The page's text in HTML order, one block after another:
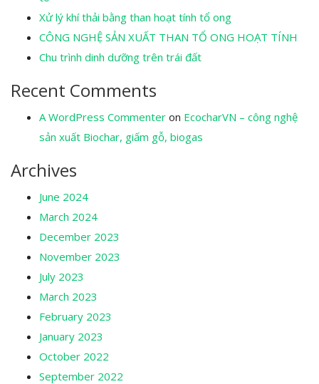
Xử lý khí thải bằng than hoạt tính tổ ong
CÔNG NGHỆ SẢN XUẤT THAN TỔ ONG HOẠT TÍNH
Chu trình dinh dưỡng trên trái đất
Recent Comments
A WordPress Commenter on EcocharVN – công nghệ
sản xuất Biochar, giấm gỗ, biogas
Archives
June 2024
March 2024
December 2023
November 2023
July 2023
March 2023
February 2023
January 2023
October 2022
September 2022